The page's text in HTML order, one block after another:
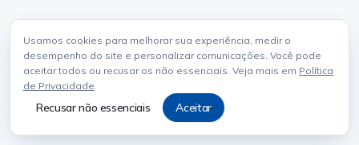
Usamos cookies para melhorar sua experiência, medir o
desempenho do site e personalizar comunicações. Você pode
aceitar todos ou recusar os não essenciais. Veja mais em Política
de Privacidade.
Recusar não essenciais Aceitar